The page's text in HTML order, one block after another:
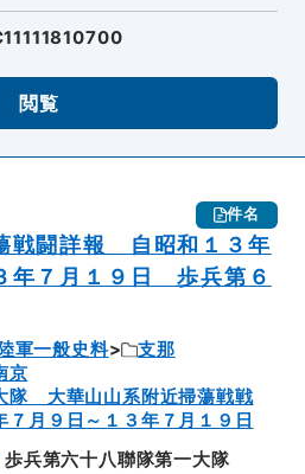
閲覧
件名
戦闘詳報 自昭和１３年
年７月１９日 歩兵第６
軍一般史料
支那
京
隊 大華山山系附近掃蕩戦戦
月９日～１３年７月１９日
歩兵第六十八聯隊第一大隊